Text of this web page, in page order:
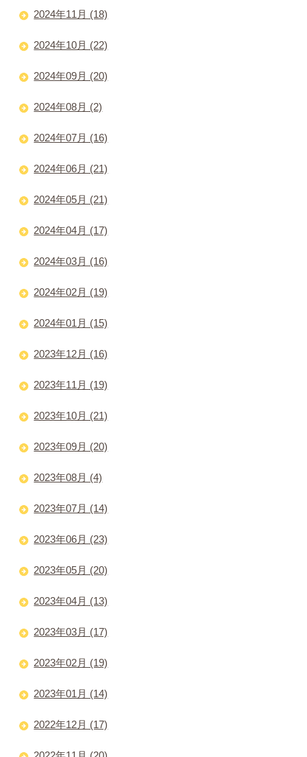
2024年11月 (18)
2024年10月 (22)
2024年09月 (20)
2024年08月 (2)
2024年07月 (16)
2024年06月 (21)
2024年05月 (21)
2024年04月 (17)
2024年03月 (16)
2024年02月 (19)
2024年01月 (15)
2023年12月 (16)
2023年11月 (19)
2023年10月 (21)
2023年09月 (20)
2023年08月 (4)
2023年07月 (14)
2023年06月 (23)
2023年05月 (20)
2023年04月 (13)
2023年03月 (17)
2023年02月 (19)
2023年01月 (14)
2022年12月 (17)